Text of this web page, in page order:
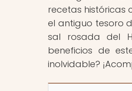
recetas históricas
el antiguo tesoro
sal rosada del
beneficios de
inolvidable?